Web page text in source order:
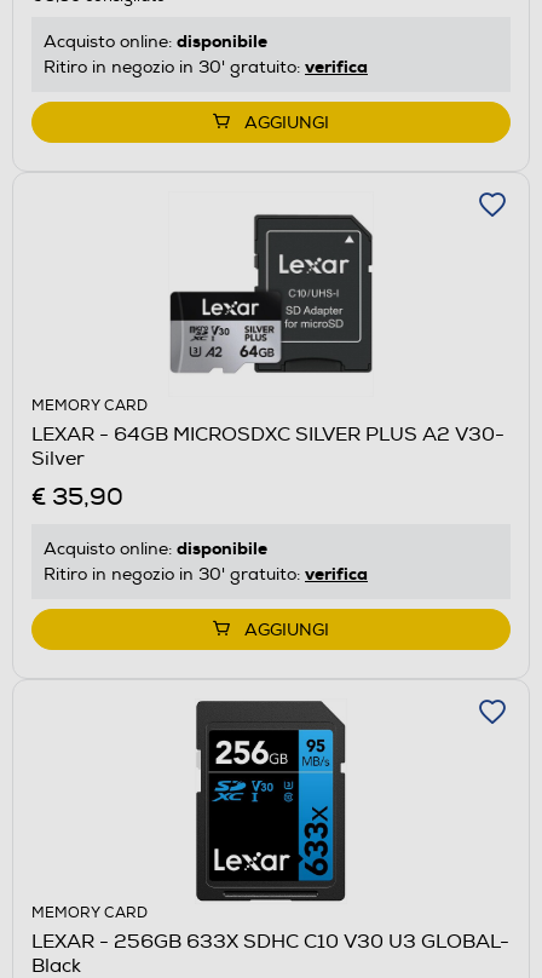
Acquisto online: disponibile
Ritiro in negozio in 30' gratuito: verifica
AGGIUNGI
MEMORY CARD
LEXAR - 64GB MICROSDXC SILVER PLUS A2 V30-
Silver
€ 35,90
Acquisto online: disponibile
Ritiro in negozio in 30' gratuito: verifica
AGGIUNGI
MEMORY CARD
LEXAR - 256GB 633X SDHC C10 V30 U3 GLOBAL-
Black